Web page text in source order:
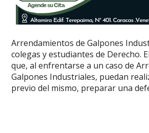
Arrendamientos de Galpones
colegas y estudiantes de Derecho.
que, al enfrentarse a un caso de
Galpones Industriales, puedan
previo del mismo, preparar una